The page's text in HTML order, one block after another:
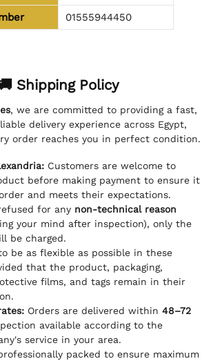
01555944450
Shipping Policy
, we are committed to providing a fast,
delivery experience across Egypt,
order reaches you in perfect condition.
Customers are welcome to
before making payment to ensure it
and meets their expectations.
for any non-technical reason
your mind after inspection), only the
be charged.
be as flexible as possible in these
that the product, packaging,
films, and tags remain in their
Orders are delivered within 48–72
available according to the
service in your area.
packed to ensure maximum